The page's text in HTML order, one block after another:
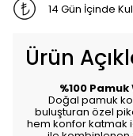
14 Gün İçinde
Ürün
%100
Doğal pamuk
buluşturan özel
hem konfor katmak